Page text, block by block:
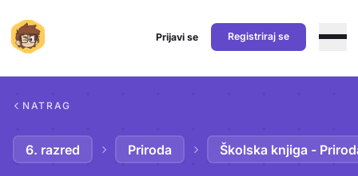
Prijavi se Registriraj se
NATRAG
6. razred Priroda Školska knjiga -